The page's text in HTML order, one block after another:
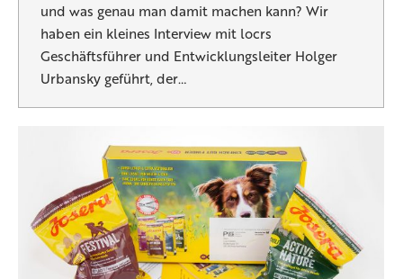
und was genau man damit machen kann? Wir
haben ein kleines Interview mit locrs
Geschäftsführer und Entwicklungsleiter Holger
Urbansky geführt, der…